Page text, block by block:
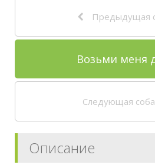
Предыдущая
Возьми меня
Следующая
Описание